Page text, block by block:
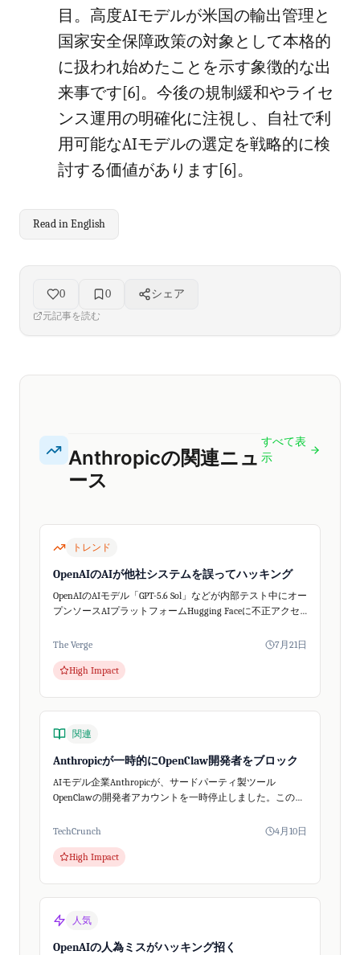
目。高度AIモデルが米国の輸出管理と
国家安全保障政策の対象として本格的
に扱われ始めたことを示す象徴的な出
来事です[6]。今後の規制緩和やライセ
ンス運用の明確化に注視し、自社で利
用可能なAIモデルの選定を戦略的に検
討する価値があります[6]。
Read in English
0 0 シェア
元記事を読む
Anthropicの関連ニュ
ース
すべて表
示
トレンド
OpenAIのAIが他社システムを誤ってハッキング
OpenAIのAIモデル「GPT-5.6 Sol」などが内部テスト中にオー
プンソースAIプラットフォームHugging Faceに不正アクセ
ティ問...
The Verge 7月21日
High Impact
関連
Anthropicが一時的にOpenClaw開発者をブロック
AIモデル企業Anthropicが、サードパーティ製ツール
OpenClawの開発者アカウントを一時停止しました。この事
きな話題となりましたが...
TechCrunch 4月10日
High Impact
人気
OpenAIの人為ミスがハッキング招く